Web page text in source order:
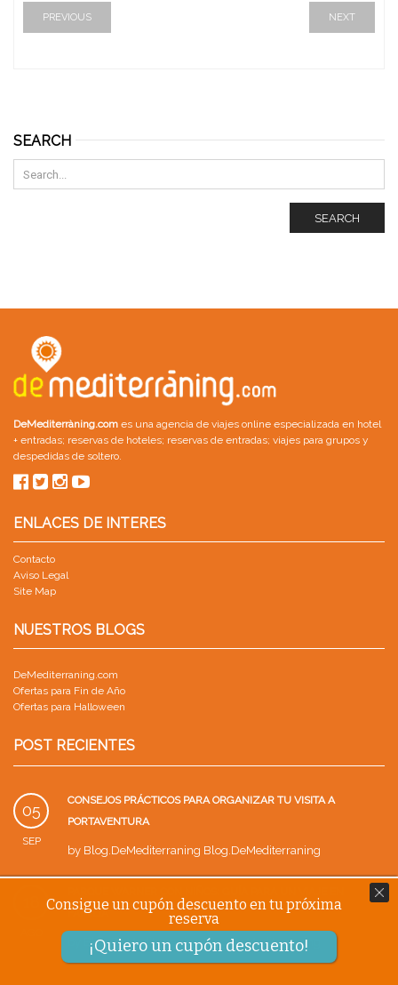
PREVIOUS NEXT
SEARCH
SEARCH
DeMediterràning.com es una agencia de viajes online especializada en hotel
+ entradas; reservas de hoteles; reservas de entradas; viajes para grupos y
despedidas de soltero.
ENLACES DE INTERES
Contacto
Aviso Legal
Site Map
NUESTROS BLOGS
DeMediterraning.com
Ofertas para Fin de Año
Ofertas para Halloween
POST RECIENTES
05
SEP
CONSEJOS PRÁCTICOS PARA ORGANIZAR TU VISITA A
PORTAVENTURA
by Blog.DeMediterraning Blog.DeMediterraning
FAMILIA
Blog.DeMediterraning Blog.DeMediterraning
Consigue un cupón descuento en tu próxima
reserva
¡Quiero un cupón descuento!